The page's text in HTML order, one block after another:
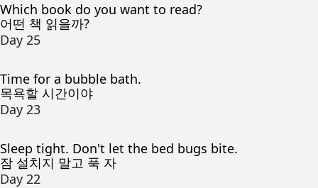
Which book do you want to read?
어떤 책 읽을까?
Day 25
Time for a bubble bath.
목욕할 시간이야
Day 23
Sleep tight. Don't let the bed bugs bite.
잠 설치지 말고 푹 자
Day 22